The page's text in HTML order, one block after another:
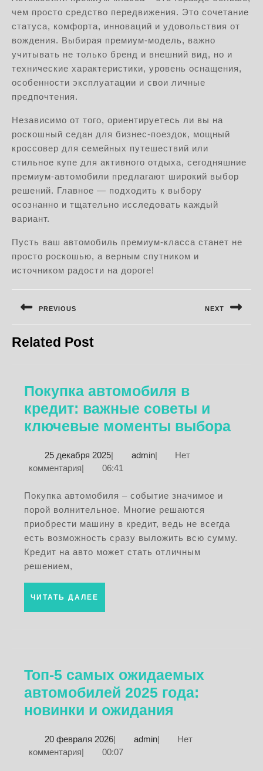
чем просто средство передвижения. Это сочетание
статуса, комфорта, инноваций и удовольствия от
вождения. Выбирая премиум-модель, важно
учитывать не только бренд и внешний вид, но и
технические характеристики, уровень оснащения,
особенности эксплуатации и свои личные
предпочтения.
Независимо от того, ориентируетесь ли вы на
роскошный седан для бизнес-поездок, мощный
кроссовер для семейных путешествий или
стильное купе для активного отдыха, сегодняшние
премиум-автомобили предлагают широкий выбор
решений. Главное — подходить к выбору
осознанно и тщательно исследовать каждый
вариант.
Пусть ваш автомобиль премиум-класса станет не
просто роскошью, а верным спутником и
источником радости на дороге!
по
PREVIOUS
запись:
NEXT
Related Post
Покупка автомобиля в
кредит: важные советы и
ключевые моменты выбора
25 декабря 202525
декабря
| adminadmin
|
Нет
комментария| 06:41
Покупка автомобиля – событие значимое и
порой волнительное. Многие решаются
приобрести машину в кредит, ведь не всегда
есть возможность сразу выложить всю сумму.
Кредит на авто может стать отличным
решением,
ЧИТАТЬ ДАЛЕЕ
Топ-5 самых ожидаемых
автомобилей 2025 года:
новинки и ожидания
ожидаемых
20 февраля 202620
февраля
| adminadmin
|
Нет
комментария| 00:07